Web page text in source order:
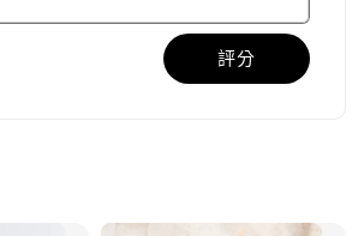
評分